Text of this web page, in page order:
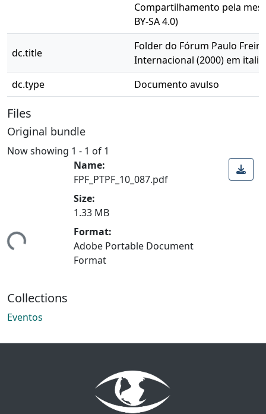
Compartilhamento pela
BY-SA 4.0)
dc.title
Folder do Fórum Paulo
Internacional (2000) em
dc.type
Documento avulso
Files
Original bundle
Now showing 1 - 1 of 1
Name:
FPF_PTPF_10_087.pdf
Size:
1.33 MB
Format:
Adobe Portable Document
Format
Collections
Eventos